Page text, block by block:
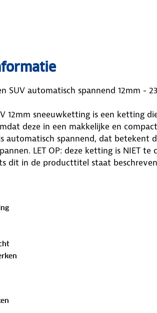
SUV automatisch spannend 12mm -
12mm sneeuwketting is een ketting
deze in een makkelijke en
automatisch spannend, dat
LET OP: deze ketting is NIET
dit in de producttitel staat
SUV automatisch
zijn zeer geschikt voor SUV's tot
Niet geschikt voor campers en
zorgen ervoor dat je bij winterse
geven jouw voertuig weer grip op
als je het prettig vindt als de
is niet nodig.
Sneeuwkettingen SUV automatisch
zijn eenvoudig aan te brengen